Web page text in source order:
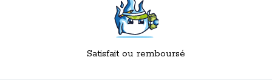
Satisfait ou remboursé